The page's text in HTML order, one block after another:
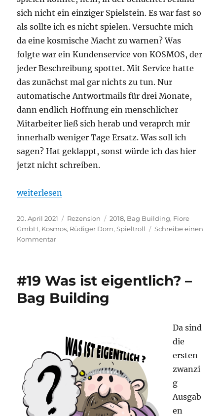
sich nicht ein einziger Spielstein. Es war fast so
als sollte ich es nicht spielen. Versuchte mich
da eine kosmische Macht zu warnen? Was
folgte war ein Kundenservice von KOSMOS, der
jeder Beschreibung spottet. Mit Service hatte
das zunächst mal gar nichts zu tun. Nur
automatische Antwortmails für drei Monate,
dann endlich Hoffnung ein menschlicher
Mitarbeiter ließ sich herab und veraprch mir
innerhalb weniger Tage Ersatz. Was soll ich
sagen? Hat geklappt, sonst würde ich das hier
jetzt nicht schreiben.
„Mercado“
weiterlesen
Veröffentlicht
am
20. April 2021 Kategorien
Rezension Schlagwörter
2018, Bag Building, Fiore
GmbH, Kosmos, Rüdiger Dorn,Spieltroll
Schreibe einen
Kommentarzu
#19 Was ist eigentlich? –
Bag Building
Da sind
die
ersten
zwanzi
g
Ausgab
en